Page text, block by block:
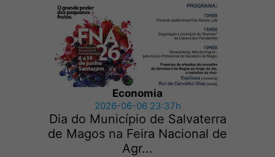
Economia
2026-06-06 23:37h
Dia do Município de Salvaterra
de Magos na Feira Nacional de
Agr...